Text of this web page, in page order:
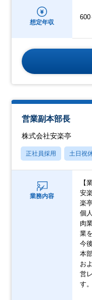
想定年収
600
営業副本部長
株式会社安楽亭
正社員採用 土日祝
業務内容
【
安
楽
個
肉
業
今
本
お
営
す。